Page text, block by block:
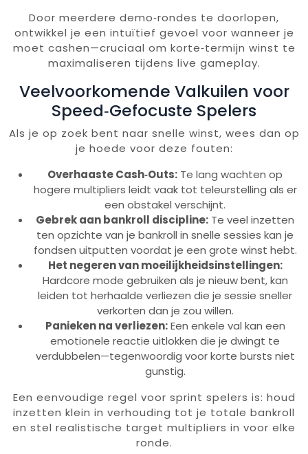
Door meerdere demo‑rondes te doorlopen,
ontwikkel je een intuïtief gevoel voor wanneer je
moet cashen—cruciaal om korte‑termijn winst te
maximaliseren tijdens live gameplay.
Veelvoorkomende Valkuilen voor
Speed‑Gefocuste Spelers
Als je op zoek bent naar snelle winst, wees dan op
je hoede voor deze fouten:
Overhaaste Cash‑Outs: Te lang wachten op
hogere multipliers leidt vaak tot teleurstelling als er
een obstakel verschijnt.
Gebrek aan bankroll discipline: Te veel inzetten
ten opzichte van je bankroll in snelle sessies kan je
fondsen uitputten voordat je een grote winst hebt.
Het negeren van moeilijkheidsinstellingen:
Hardcore mode gebruiken als je nieuw bent, kan
leiden tot herhaalde verliezen die je sessie sneller
verkorten dan je zou willen.
Panieken na verliezen:Een enkele val kan een
emotionele reactie uitlokken die je dwingt te
verdubbelen—tegenwoordig voor korte bursts niet
gunstig.
Een eenvoudige regel voor sprint spelers is: houd
inzetten klein in verhouding tot je totale bankroll
en stel realistische target multipliers in voor elke
ronde.